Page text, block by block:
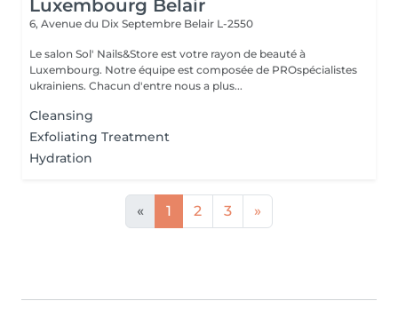
Luxembourg Belair
6, Avenue du Dix Septembre Belair L-2550
Le salon Sol' Nails&Store est votre rayon de beauté à
Luxembourg. Notre équipe est composée de PROspécialistes
ukrainiens. Chacun d'entre nous a plus...
Cleansing
Exfoliating Treatment
Hydration
« 1 2 3 »